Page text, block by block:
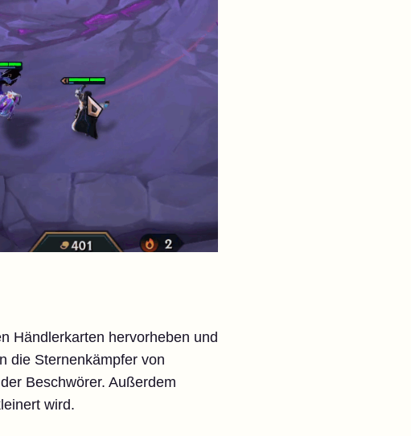
Händlerkarten hervorheben und
die Sternenkämpfer von
Beschwörer. Außerdem
wird.